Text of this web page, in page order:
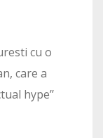
cu o
care a
hype’’